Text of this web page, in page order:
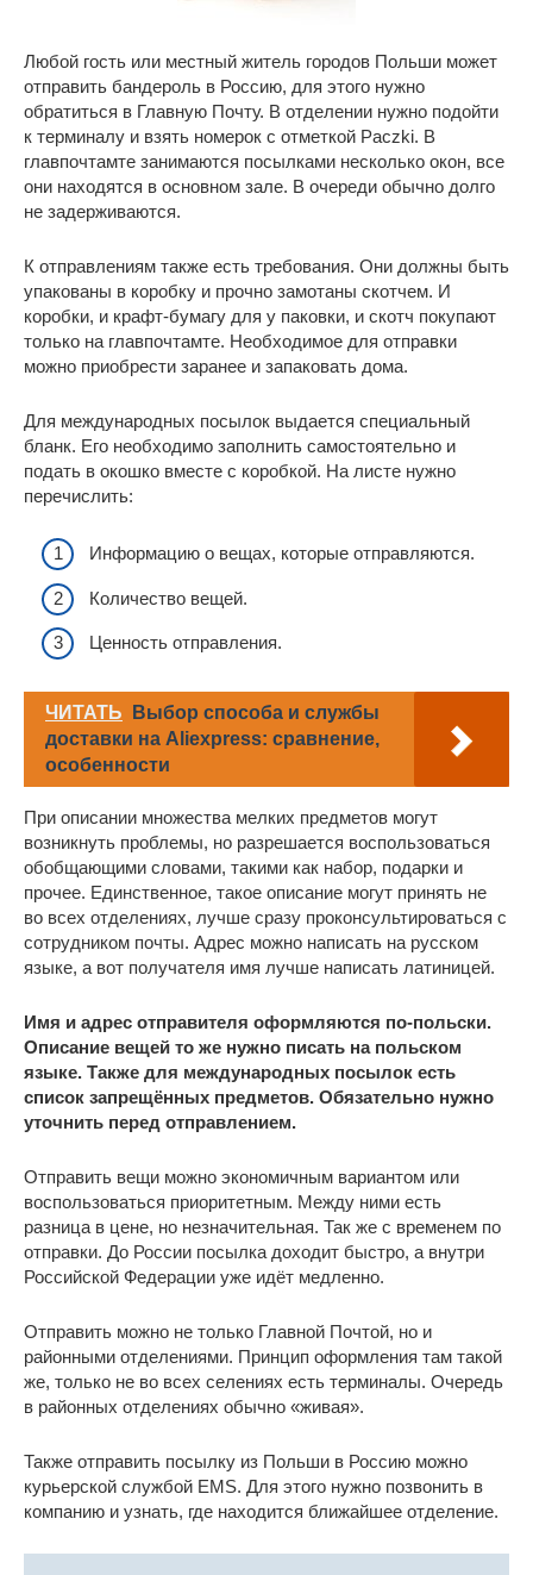
Любой гость или местный житель городов Польши может
отправить бандероль в Россию, для этого нужно
обратиться в Главную Почту. В отделении нужно подойти
к терминалу и взять номерок с отметкой Paczki. В
главпочтамте занимаются посылками несколько окон, все
они находятся в основном зале. В очереди обычно долго
не задерживаются.
К отправлениям также есть требования. Они должны быть
упакованы в коробку и прочно замотаны скотчем. И
коробки, и крафт-бумагу для у паковки, и скотч покупают
только на главпочтамте. Необходимое для отправки
можно приобрести заранее и запаковать дома.
Для международных посылок выдается специальный
бланк. Его необходимо заполнить самостоятельно и
подать в окошко вместе с коробкой. На листе нужно
перечислить:
Информацию о вещах, которые отправляются.
Количество вещей.
Ценность отправления.
ЧИТАТЬ
Выбор способа и службы
доставки на Aliexpress: сравнение,
особенности
При описании множества мелких предметов могут
возникнуть проблемы, но разрешается воспользоваться
обобщающими словами, такими как набор, подарки и
прочее. Единственное, такое описание могут принять не
во всех отделениях, лучше сразу проконсультироваться с
сотрудником почты. Адрес можно написать на русском
языке, а вот получателя имя лучше написать латиницей.
Имя и адрес отправителя оформляются по-польски.
Описание вещей то же нужно писать на польском
языке. Также для международных посылок есть
список запрещённых предметов. Обязательно нужно
уточнить перед отправлением.
Отправить вещи можно экономичным вариантом или
воспользоваться приоритетным. Между ними есть
разница в цене, но незначительная. Так же с временем по
отправки. До России посылка доходит быстро, а внутри
Российской Федерации уже идёт медленно.
Отправить можно не только Главной Почтой, но и
районными отделениями. Принцип оформления там такой
же, только не во всех селениях есть терминалы. Очередь
в районных отделениях обычно «живая».
Также отправить посылку из Польши в Россию можно
курьерской службой EMS. Для этого нужно позвонить в
компанию и узнать, где находится ближайшее отделение.